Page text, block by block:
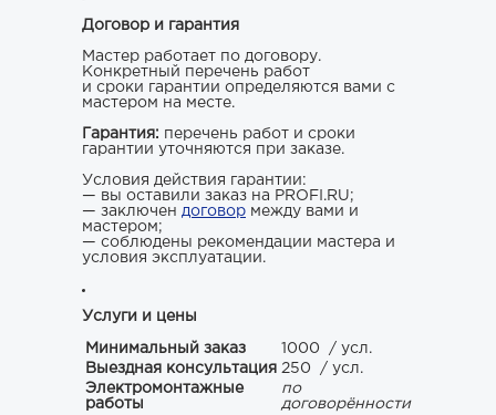
Договор и гарантия
Мастер работает по договору.
Конкретный перечень работ
и сроки гарантии определяются вами с
мастером на месте.
Гарантия: перечень работ и сроки
гарантии уточняются при заказе.
Условия действия гарантии:
— вы оставили заказ на PROFI.RU;
— заключен договор между вами и
мастером;
— соблюдены рекомендации мастера и
условия эксплуатации.
Услуги и цены
Минимальный заказ 1000
/ усл.
Выездная консультация 250
/ усл.
Электромонтажные
работы
по
договорённости